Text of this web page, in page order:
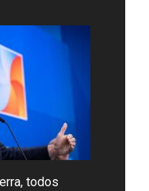
todos